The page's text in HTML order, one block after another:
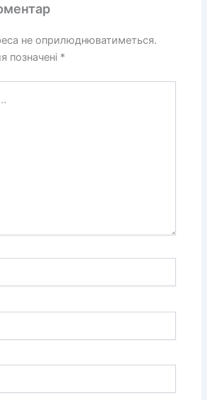
не оприлюднюватиметься.
позначені *